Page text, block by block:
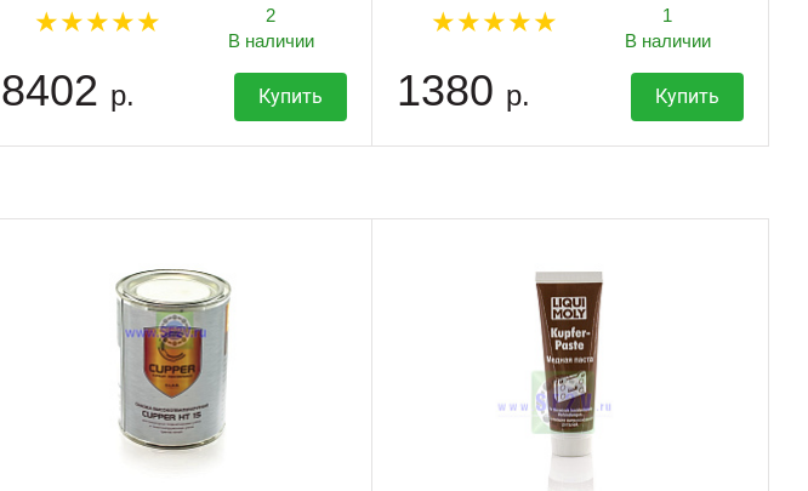
2
В наличии
8402 р. Купить
1
В наличии
1380 р. Купить